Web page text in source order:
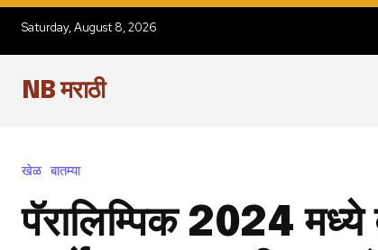
Saturday, August 8, 2026
NB मराठी
खेळ बातम्या
पॅरालिम्पिक 2024 मध्ये